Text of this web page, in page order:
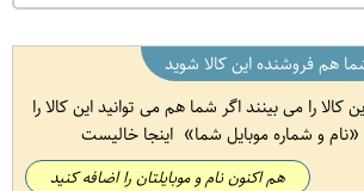
هم فروشنده این کالا شوید
کالا را می بینند اگر شما هم می توانید این کالا را
نام و شماره موبایل شما اینجا خالیست
هم اکنون نام و موبایلتان را اضافه کنید